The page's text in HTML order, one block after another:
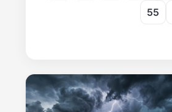
55